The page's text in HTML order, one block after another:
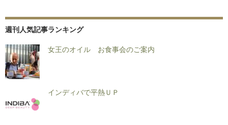
週刊人気記事ランキング
女王のオイル お食事会のご案内
インディバで平熱ＵＰ